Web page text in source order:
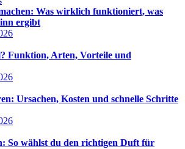
Was wirklich funktioniert, was
ergibt
Funktion, Arten, Vorteile und
Ursachen, Kosten und schnelle Schritte
So wählst du den richtigen Duft für